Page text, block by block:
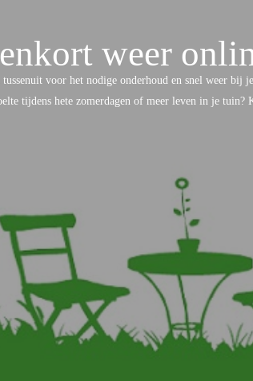
weer
voor het nodige onderhoud en snel weer bij
tijdens hete zomerdagen of meer leven in je tuin?